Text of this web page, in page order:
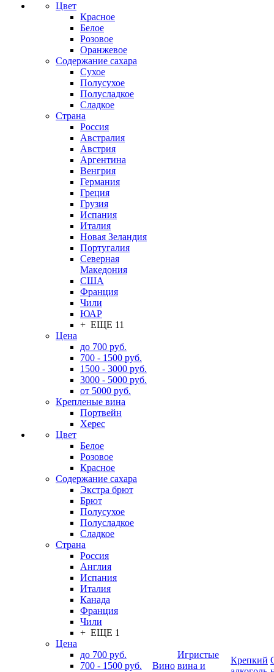
Цвет
Красное
Белое
Розовое
Оранжевое
Содержание сахара
Сухое
Полусухое
Полусладкое
Сладкое
Страна
Россия
Австралия
Австрия
Аргентина
Венгрия
Германия
Греция
Грузия
Испания
Италия
Новая Зеландия
Португалия
Северная
Македония
США
Франция
Чили
ЮАР
+ ЕЩЕ 11
Цена
до 700 руб.
700 - 1500 руб.
1500 - 3000 руб.
3000 - 5000 руб.
от 5000 руб.
Крепленые вина
Портвейн
Херес
Цвет
Белое
Розовое
Красное
Содержание сахара
Экстра брют
Брют
Полусухое
Полусладкое
Сладкое
Страна
Россия
Англия
Испания
Италия
Канада
Франция
Чили
+ ЕЩЕ 1
Цена
до 700 руб.
700 - 1500 руб.
Вино
Игристые
вина и
Крепкий